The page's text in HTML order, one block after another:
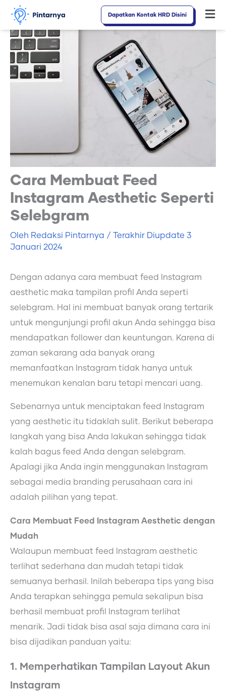
Lewati
konten
Dapatkan Kontak HRD Disini
Cara Membuat Feed
Instagram Aesthetic Seperti
Selebgram
Oleh Redaksi Pintarnya / Terakhir Diupdate 3
Januari 2024
Dengan adanya cara membuat feed Instagram
aesthetic maka tampilan profil Anda seperti
selebgram. Hal ini membuat banyak orang tertarik
untuk mengunjungi profil akun Anda sehingga bisa
mendapatkan follower dan keuntungan. Karena di
zaman sekarang ada banyak orang
memanfaatkan Instagram tidak hanya untuk
menemukan kenalan baru tetapi mencari uang.
Sebenarnya untuk menciptakan feed Instagram
yang aesthetic itu tidaklah sulit. Berikut beberapa
langkah yang bisa Anda lakukan sehingga tidak
kalah bagus feed Anda dengan selebgram.
Apalagi jika Anda ingin menggunakan Instagram
sebagai media branding perusahaan cara ini
adalah pilihan yang tepat.
Cara Membuat Feed Instagram Aesthetic dengan
Mudah
Walaupun membuat feed Instagram aesthetic
terlihat sederhana dan mudah tetapi tidak
semuanya berhasil. Inilah beberapa tips yang bisa
Anda terapkan sehingga pemula sekalipun bisa
berhasil membuat profil Instagram terlihat
menarik. Jadi tidak bisa asal saja dimana cara ini
bisa dijadikan panduan yaitu:
1. Memperhatikan Tampilan Layout Akun
Instagram